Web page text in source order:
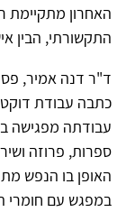
האחרון מתקיימת
התקשורתי, הבין
ד"ר דנה אמיר,
כתבה עבודת
עבודתה מפגישה
ספרות, פרוזה
האופן בו הנפש
במפגש עם חומרי